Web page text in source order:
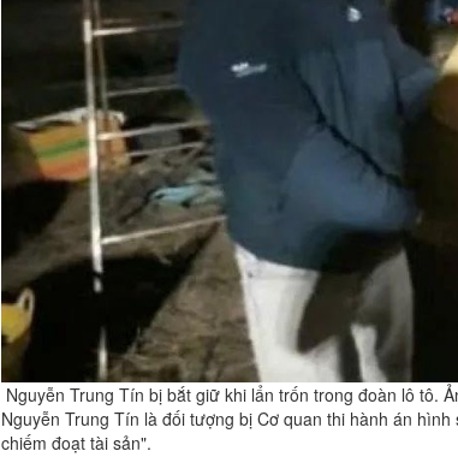
Nguyễn Trung Tín bị bắt giữ khi lẩn trốn trong đoàn lô tô.
Nguyễn Trung Tín là đối tượng bị Cơ quan thi hành án
chiếm đoạt tài sản".